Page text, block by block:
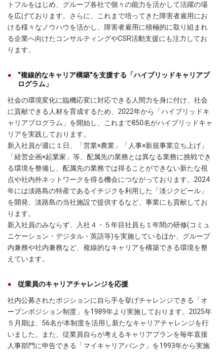
トフルをはじめ、グループ各社で個々の能力を活かして活躍の場
を広げております。さらに、これまで培ってきた障害者雇用にお
ける様々なノウハウを活かし、障害者雇用に積極的に取り組まれ
る企業へ向けたコンサルティングやCSR活動支援にも注力してお
ります。
‟複線的なキャリア構築"を支援する「ハイブリッドキャリアプ
ログラム」
社会の環境変化に臨機応変に対応できる人間力を身に付け、社会
に貢献できる人材を育成するため、2022年から「ハイブリッドキ
ャリアプログラム」を開始し、これまで850名がハイブリッドキャ
リアを実践しております。
新入社員が週に１日、「営業×農業」「人事×新規事業立ち上げ」
「経営企画×起業家」等、配属先の業務とは異なる業務に挑戦でき
る環境を整備し、配属先の業務では得ることができない新たな視
点や社内外ネットワークを得る機会につながっております。2024
年には淡路島の特産であるイチジクを利用した「淡ジクビール」
を開発、淡路島の当社施設で提供するなど、事業にも貢献してお
ります。
新入社員のみならず、入社４・５年目社員も１年間の研修(コミュ
ニケーション・デジタル・英語等)を実施しているほか、グループ
内兼務や社内兼務など、複線的なキャリアを構築できる環境を整
えています。
従業員のキャリアチャレンジを応援
社内公募されたポジションに自ら手を挙げチャレンジできる「オ
ープンポジション制度」を1989年より実施しております。2025年
５月期は、56名が本制度を活用し新たなキャリアチャレンジを行
いました。また、従業員自らが考えるキャリアプランを毎年直接
人事部門に申告できる「マイキャリアバンク」を1993年から実施